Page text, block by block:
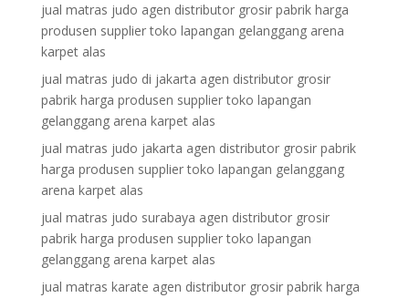
jual matras judo agen distributor grosir pabrik harga
produsen supplier toko lapangan gelanggang arena
karpet alas
jual matras judo di jakarta agen distributor grosir
pabrik harga produsen supplier toko lapangan
gelanggang arena karpet alas
jual matras judo jakarta agen distributor grosir pabrik
harga produsen supplier toko lapangan gelanggang
arena karpet alas
jual matras judo surabaya agen distributor grosir
pabrik harga produsen supplier toko lapangan
gelanggang arena karpet alas
jual matras karate agen distributor grosir pabrik harga